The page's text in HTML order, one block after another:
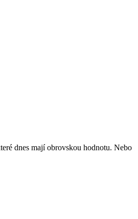
dnes mají obrovskou hodnotu. Nebo